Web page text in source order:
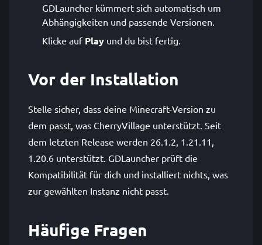
GDLauncher kümmert sich automatisch um
Abhängigkeiten und passende Versionen.
Klicke auf Play und du bist fertig.
Vor der Installation
Stelle sicher, dass deine Minecraft-Version zu
dem passt, was CherryVillage unterstützt. Seit
dem letzten Release werden 26.1.2, 1.21.11,
1.20.6 unterstützt. GDLauncher prüft die
Kompatibilität für dich und installiert nichts, was
zur gewählten Instanz nicht passt.
Häufige Fragen